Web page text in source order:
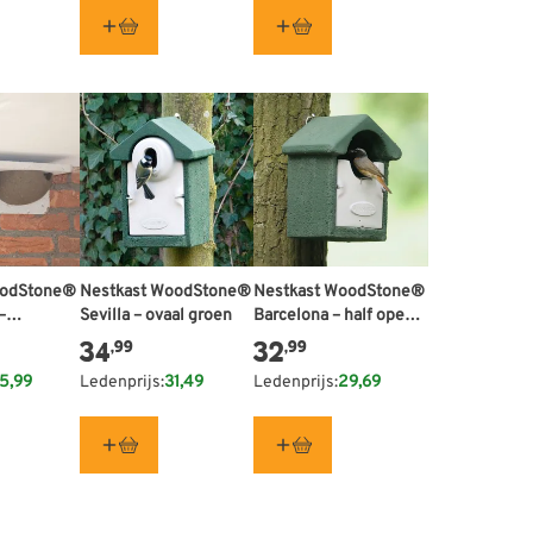
Nestkast WoodStone®
Sevilla – ovaal groen
34,99
Ledenprijs:31,49
Nestkast WoodStone®
Barcelona – half open
groen
32,99
Ledenprijs:29,69